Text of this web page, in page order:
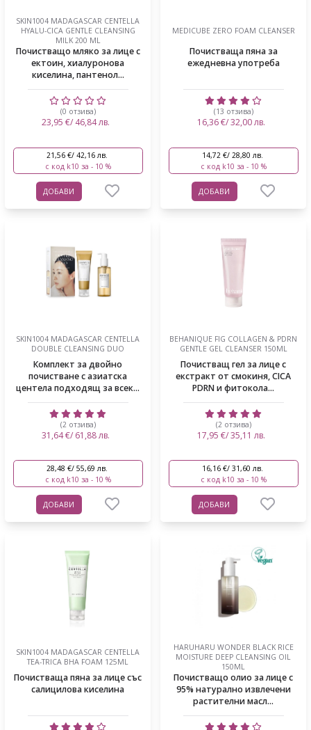
SKIN1004 MADAGASCAR CENTELLA
HYALU-CICA GENTLE CLEANSING
MILK 200 ML
Почистващо мляко за лице с
ектоин, хиалуронова
киселина, пантенол...
(0 отзива)
23,95 €/ 46,84 лв.
21,56 €/ 42,16 лв.
с код k10 за - 10 %
ДОБАВИ
MEDICUBE ZERO FOAM CLEANSER
Почистваща пяна за
ежедневна употреба
(13 отзива)
16,36 €/ 32,00 лв.
14,72 €/ 28,80 лв.
с код k10 за - 10 %
ДОБАВИ
SKIN1004 MADAGASCAR CENTELLA
DOUBLE CLEANSING DUO
Комплект за двойно
почистване с азиатска
центела подходящ за всек...
(2 отзива)
31,64 €/ 61,88 лв.
28,48 €/ 55,69 лв.
с код k10 за - 10 %
ДОБАВИ
BEHANIQUE FIG COLLAGEN & PDRN
GENTLE GEL CLEANSER 150ML
Почистващ гел за лице с
екстракт от смокиня, CICA
PDRN и фитокола...
(2 отзива)
17,95 €/ 35,11 лв.
16,16 €/ 31,60 лв.
с код k10 за - 10 %
ДОБАВИ
SKIN1004 MADAGASCAR CENTELLA
TEA-TRICA BHA FOAM 125ML
Почистваща пяна за лице със
салицилова киселина
HARUHARU WONDER BLACK RICE
MOISTURE DEEP CLEANSING OIL
150ML
Почистващо олио за лице с
95% натурално извлечени
растителни масл...